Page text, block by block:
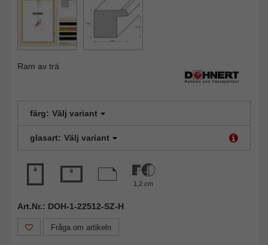
Ram av trä
färg: Välj variant
glasart: Välj variant
1,2 cm
Art.Nr.: DOH-1-22512-SZ-H
Fråga om artikeln